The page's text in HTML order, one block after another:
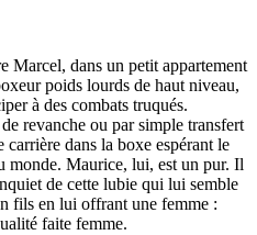
Marcel, dans un petit appartement
poids lourds de haut niveau,
à des combats truqués.
revanche ou par simple transfert
dans la boxe espérant le
Maurice, lui, est un pur. Il
de cette lubie qui lui semble
fils en lui offrant une femme :
faite femme.